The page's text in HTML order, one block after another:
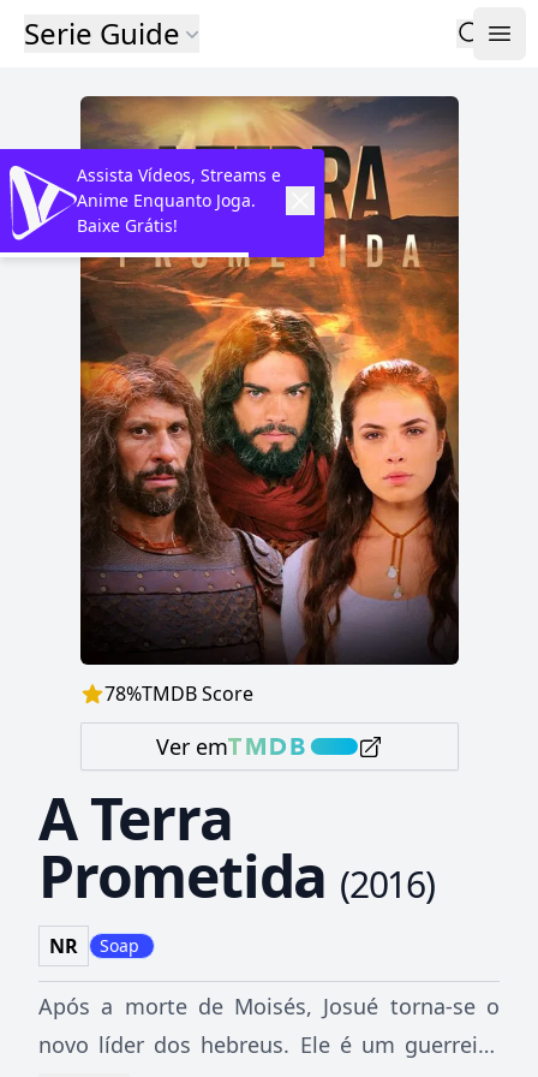
Serie Guide
78%TMDB Score
Ver em
A Terra
Prometida (2016)
NR Soap
Após a morte de Moisés, Josué torna-se o
novo líder dos hebreus. Ele é um guerreiro
Assista Vídeos, Streams e
Anime Enquanto Joga.
Baixe Grátis!